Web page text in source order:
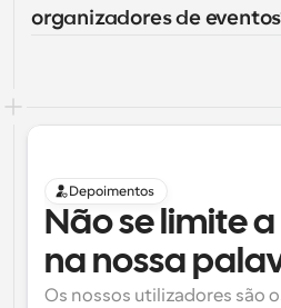
organizadores de
Depoimentos
Não se limite
na nossa
Os nossos utilizadores são